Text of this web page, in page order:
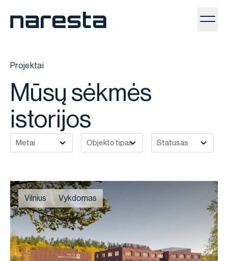
Projektai
Mūsų sėkmės
istorijos
Vilnius Vykdomas